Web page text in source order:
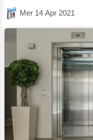
Mer 14 Apr 2021